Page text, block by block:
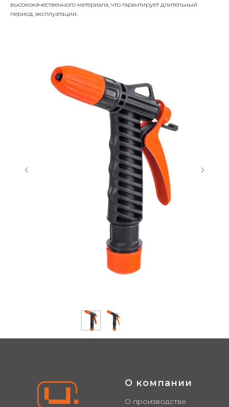
высококачественного материала, что гарантирует длительный
период эксплуатации.
О компании
О производстве